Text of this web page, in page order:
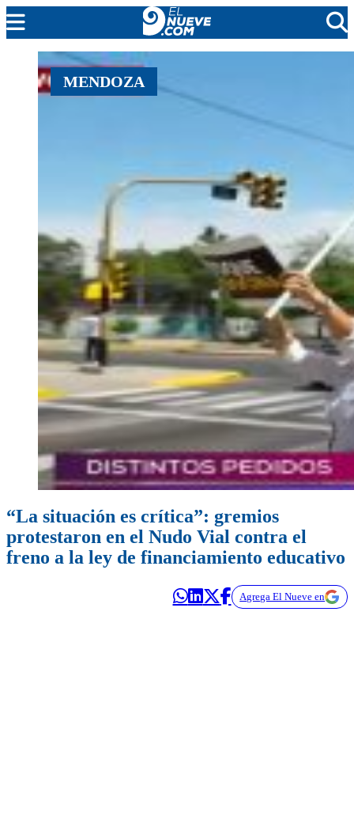
EL NUEVE
SOCIEDAD
MENDOZA
“La situación es crítica”: gremios
protestaron en el Nudo Vial contra el
freno a la ley de financiamiento educativo
Agrega El Nueve en